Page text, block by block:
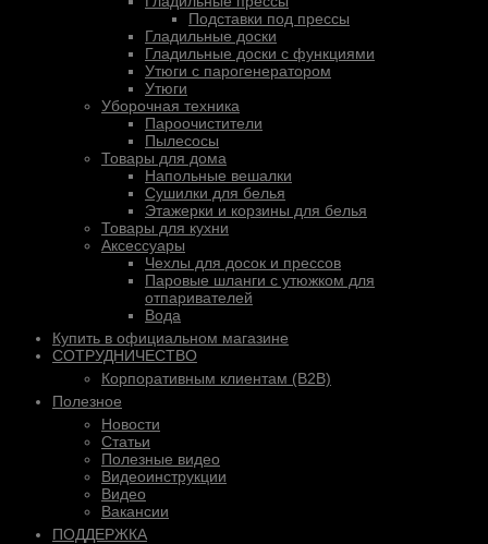
Подставки под прессы
Гладильные доски
Гладильные доски с функциями
Утюги с парогенератором
Утюги
Уборочная техника
Пароочистители
Пылесосы
Товары для дома
Напольные вешалки
Сушилки для белья
Этажерки и корзины для белья
Товары для кухни
Аксессуары
Чехлы для досок и прессов
Паровые шланги с утюжком для
отпаривателей
Вода
Купить в официальном магазине
СОТРУДНИЧЕСТВО
Корпоративным клиентам (B2B)
Полезное
Новости
Статьи
Полезные видео
Видеоинструкции
Видео
Вакансии
ПОДДЕРЖКА